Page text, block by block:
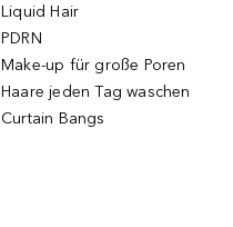
Liquid Hair
PDRN
Make-up für große Poren
Haare jeden Tag waschen
Curtain Bangs